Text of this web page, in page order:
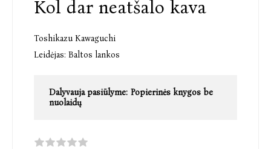
Kol dar neatšalo kava
Toshikazu Kawaguchi
Leidėjas: Baltos lankos
Dalyvauja pasiūlyme: Popierinės knygos be
nuolaidų